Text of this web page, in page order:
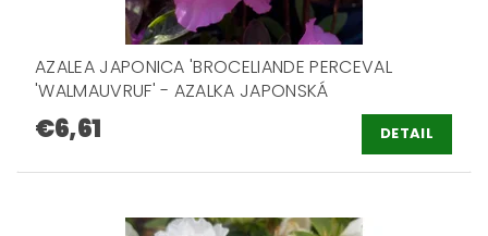
AZALEA JAPONICA 'BROCELIANDE PERCEVAL
'WALMAUVRUF' - AZALKA JAPONSKÁ
€6,61 DETAIL